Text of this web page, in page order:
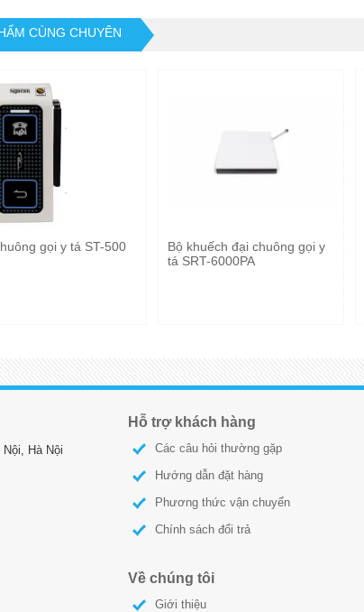
CÙNG CHUYÊN
gọi y tá ST-500
Bộ khuếch đại chuông gọi y
tá SRT-6000PA
Hà Nội
Hỗ trợ khách hàng
Các câu hỏi thường gặp
Hướng dẫn đặt hàng
Phương thức vận chuyển
Chính sách đổi trả
Về chúng tôi
Giới thiệu